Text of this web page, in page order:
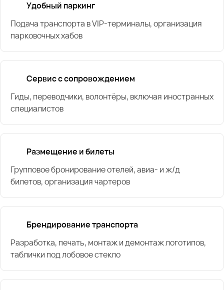
Удобный паркинг
Подача транспорта в VIP-терминалы, организация
парковочных хабов
Сервис с сопровождением
Гиды, переводчики, волонтёры, включая иностранных
специалистов
Размещение и билеты
Групповое бронирование отелей, авиа- и ж/д
билетов, организация чартеров
Брендирование транспорта
Разработка, печать, монтаж и демонтаж логотипов,
таблички под лобовое стекло